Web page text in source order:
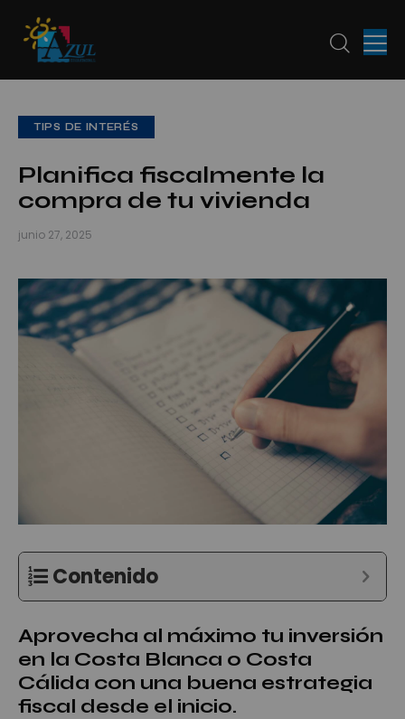
TIPS DE INTERÉS
Planifica fiscalmente la
compra de tu vivienda
junio 27, 2025
Contenido
Aprovecha al máximo tu inversión
en la Costa Blanca o Costa
Cálida con una buena estrategia
fiscal desde el inicio.